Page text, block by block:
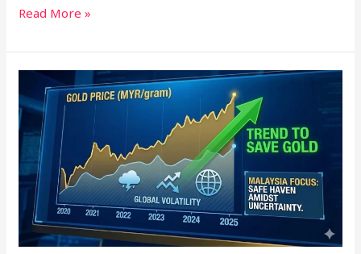
Read More »
Save
Gold
in
Malaysia:
Why
Global
Volatility
is
Your